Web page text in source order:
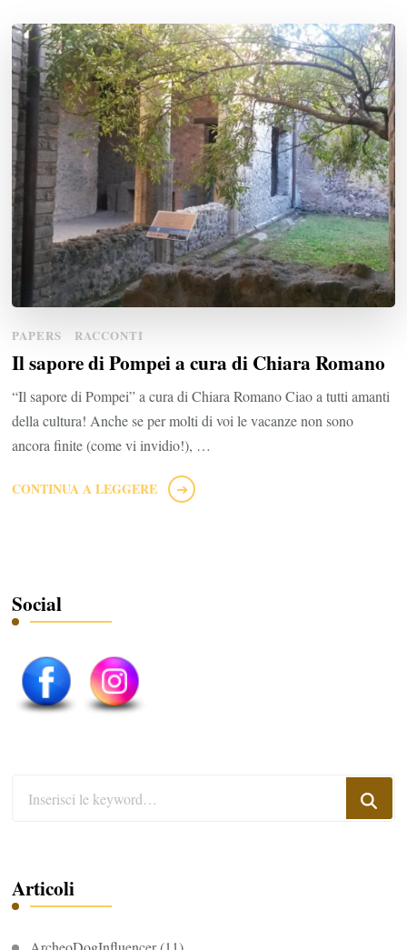
PAPERS RACCONTI
Il sapore di Pompei a cura di Chiara Romano
“Il sapore di Pompei” a cura di Chiara Romano Ciao a tutti amanti
della cultura! Anche se per molti di voi le vacanze non sono
ancora finite (come vi invidio!), …
CONTINUA A LEGGERE
Social
Articoli